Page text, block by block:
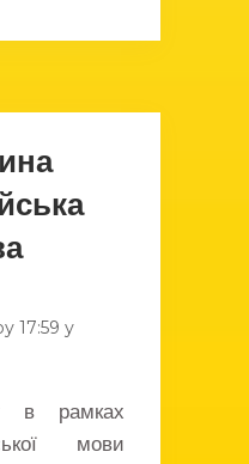
17:59 у
в рамках
мови